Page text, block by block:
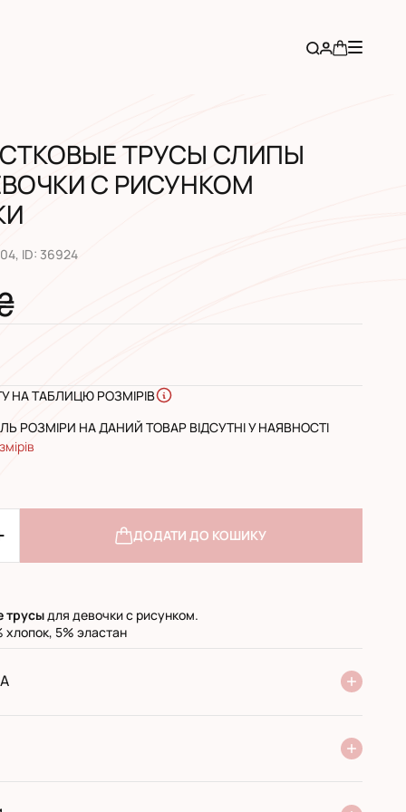
ТРУСЫ СЛИПЫ
С РИСУНКОМ
, ID: 36924
НА ТАБЛИЦЮ РОЗМІРІВ
РОЗМІРИ НА ДАНИЙ ТОВАР ВІДСУТНІ У НАЯВНОСТІ
ДОДАТИ ДО КОШИКУ
трусыдля девочки с рисунком.
5% эластан
переказ